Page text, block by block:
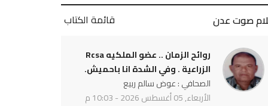
صوت عدن قائمة الكتاب
روائح الزمان .. عضو الملكيه Rcsa
الزراعية . وفي الشدة انا باحميش.
الصحافي : عوض سالم ربيع
الأربعاء, 05 أغسطس 2026 - 10:03 م